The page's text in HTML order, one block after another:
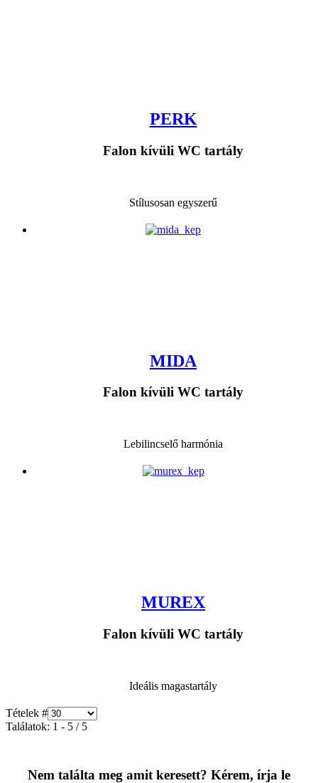
PERK
Falon kívüli WC tartály
Stílusosan egyszerű
MIDA
Falon kívüli WC tartály
Lebilincselő harmónia
MUREX
Falon kívüli WC tartály
Ideális magastartály
Tételek #
Találatok: 1 - 5 / 5
Nem találta meg amit keresett? Kérem, írja le